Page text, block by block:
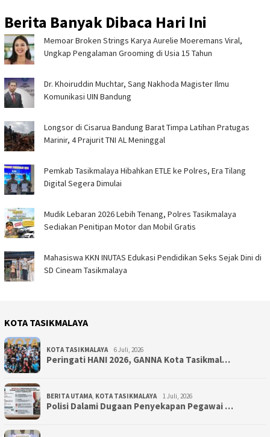
Berita Banyak Dibaca Hari Ini
Memoar Broken Strings Karya Aurelie Moeremans Viral,
Ungkap Pengalaman Grooming di Usia 15 Tahun
Dr. Khoiruddin Muchtar, Sang Nakhoda Magister Ilmu
Komunikasi UIN Bandung
Longsor di Cisarua Bandung Barat Timpa Latihan Pra­tugas
Marinir, 4 Prajurit TNI AL Meninggal
Pemkab Tasikmalaya Hibahkan ETLE ke Polres, Era Tilang
Digital Segera Dimulai
Mudik Lebaran 2026 Lebih Tenang, Polres Tasikmalaya
Sediakan Penitipan Motor dan Mobil Gratis
Mahasiswa KKN INUTAS Edukasi Pendidikan Seks Sejak Dini di
SD Cineam Tasikmalaya
KOTA TASIKMALAYA
KOTA TASIKMALAYA 6 Juli, 2026
Peringati HANI 2026, GANNA Kota Tasikmal…
BERITA UTAMA KOTA TASIKMALAYA 1 Juli, 2026
Polisi Dalami Dugaan Penyekapan Pegawai …